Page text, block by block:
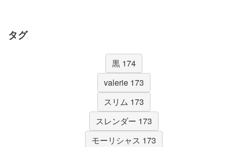
タグ
黒 174
valerie 173
スリム 173
スレンダー 173
モーリシャス 173